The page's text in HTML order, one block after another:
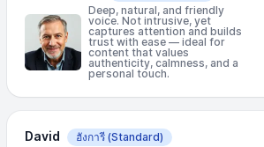
Deep, natural, and friendly
voice. Not intrusive, yet
captures attention and builds
trust with ease — ideal for
content that values
authenticity, calmness, and a
personal touch.
David ฮังการี (Standard)